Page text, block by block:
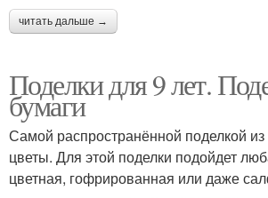
читать дальше →
Поделки для 9 лет.
бумаги
Самой распространённой поделкой
цветы. Для этой поделки подойдет
цветная, гофрированная или даже